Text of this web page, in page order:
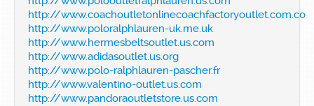
http://www.coachoutletonlinecoachfactoryoutlet.com.co
http://www.poloralphlauren-uk.me.uk
http://www.hermesbeltsoutlet.us.com
http://www.adidasoutlet.us.org
http://www.polo-ralphlauren-pascher.fr
http://www.valentino-outlet.us.com
http://www.pandoraoutletstore.us.com